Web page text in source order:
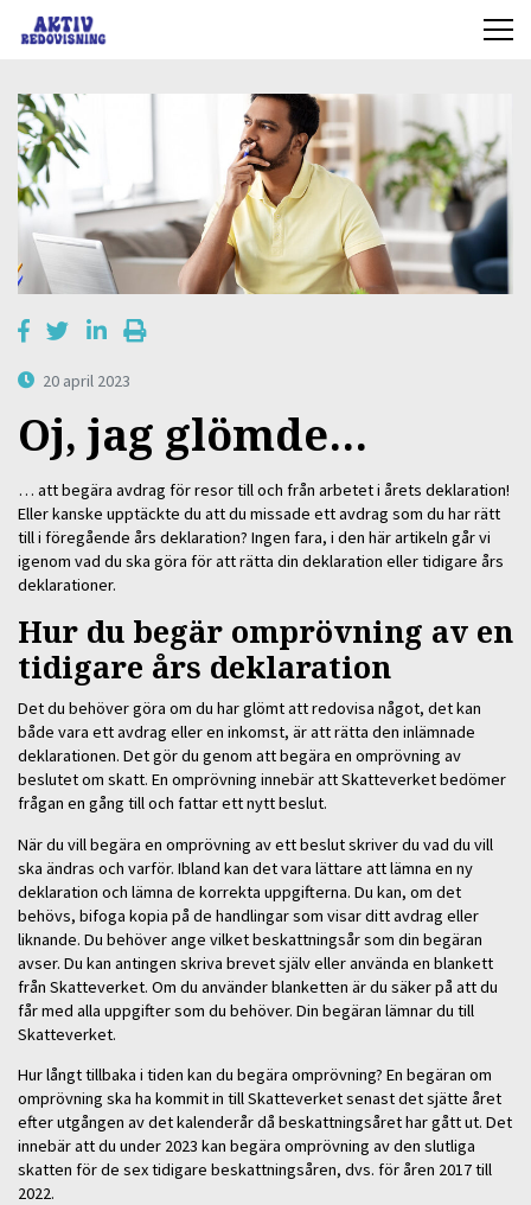
20 april 2023
Oj, jag glömde…
… att begära avdrag för resor till och från arbetet i årets deklaration!
Eller kanske upptäckte du att du missade ett avdrag som du har rätt
till i föregående års deklaration? Ingen fara, i den här artikeln går vi
igenom vad du ska göra för att rätta din deklaration eller tidigare års
deklarationer.
Hur du begär omprövning av en
tidigare års deklaration
Det du behöver göra om du har glömt att redovisa något, det kan
både vara ett avdrag eller en inkomst, är att rätta den inlämnade
deklarationen. Det gör du genom att begära en omprövning av
beslutet om skatt. En omprövning innebär att Skatteverket bedömer
frågan en gång till och fattar ett nytt beslut.
När du vill begära en omprövning av ett beslut skriver du vad du vill
ska ändras och varför. Ibland kan det vara lättare att lämna en ny
deklaration och lämna de korrekta uppgifterna. Du kan, om det
behövs, bifoga kopia på de handlingar som visar ditt avdrag eller
liknande. Du behöver ange vilket beskattningsår som din begäran
avser. Du kan antingen skriva brevet själv eller använda en blankett
från Skatteverket. Om du använder blanketten är du säker på att du
får med alla uppgifter som du behöver. Din begäran lämnar du till
Skatteverket.
Hur långt tillbaka i tiden kan du begära omprövning? En begäran om
omprövning ska ha kommit in till Skatteverket senast det sjätte året
efter utgången av det kalenderår då beskattningsåret har gått ut. Det
innebär att du under 2023 kan begära omprövning av den slutliga
skatten för de sex tidigare beskattningsåren, dvs. för åren 2017 till
2022.